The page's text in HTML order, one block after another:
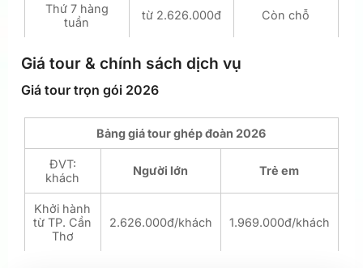
Thứ 7 hàng
tuần
từ 2.626.000đ Còn chỗ
Giá tour & chính sách dịch vụ
Giá tour trọn gói 2026
Bảng giá tour ghép đoàn 2026
ĐVT:
khách
Người lớn Trẻ em
Khởi hành
từ TP. Cần
Thơ
2.626.000đ/khách 1.969.000đ/khách